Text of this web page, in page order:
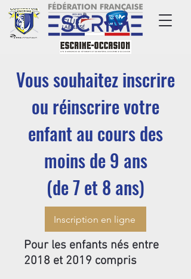
Vous souhaitez inscrire
ou réinscrire votre
enfant au cours des
moins de 9 ans
(de 7 et 8 ans)
Inscription en ligne
Pour les enfants nés entre
2018 et 2019 compris